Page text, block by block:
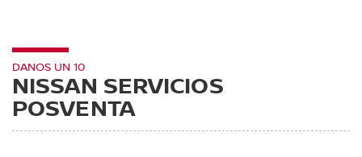
NISSAN SERVICIOS
POSVENTA
DANOS UN 10